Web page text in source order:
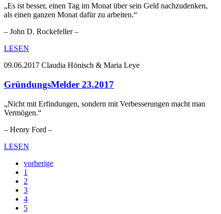
„Es ist besser, einen Tag im Monat über sein Geld nachzudenken,
als einen ganzen Monat dafür zu arbeiten.“
– John D. Rockefeller –
LESEN
09.06.2017 Claudia Hönisch & Maria Leye
GründungsMelder 23.2017
„Nicht mit Erfindungen, sondern mit Verbesserungen macht man
Vermögen.“
– Henry Ford –
LESEN
vorherige
1
2
3
4
5